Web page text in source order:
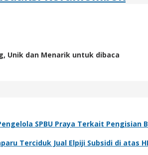
Unik dan Menarik untuk dibaca
SPBU Praya Terkait Pengisian
Terciduk Jual Elpiji Subsidi di atas